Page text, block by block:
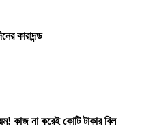
কারাদন্ড
কাজ না করেই কোটি টাকার বিল